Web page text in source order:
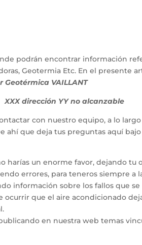
podrán encontrar información
Geotermia Etc. En el presente
Geotérmica VAILLANT
XXX dirección YY no alcanzable
con nuestro equipo, a lo
ahí que deja tus preguntas aquí
harías un enorme favor, dejando
errores, para teneros siempre a
información sobre los fallos que
ocurrir que el aire acondicionado
en nuestra web temas